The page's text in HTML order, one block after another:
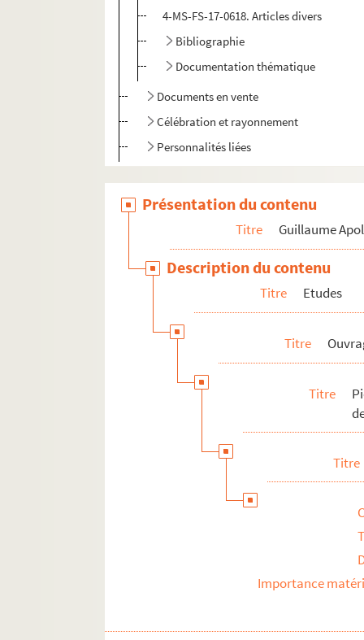
4-MS-FS-17-0618. Articles divers
Bibliographie
Documentation thématique
Documents en vente
Célébration et rayonnement
Personnalités liées
Présentation du contenu
Titre Guillaume
Description du contenu
Titre Etudes
Titre
Titre
Titre
Importance